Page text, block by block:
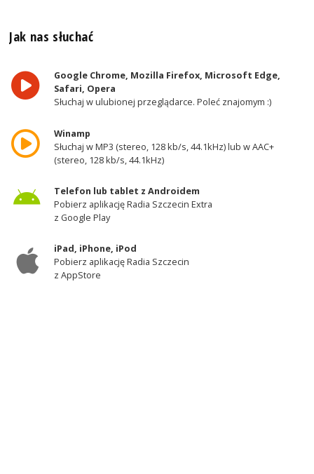
Jak nas słuchać
Google Chrome, Mozilla Firefox, Microsoft Edge,
Safari, Opera
Słuchaj w ulubionej przeglądarce. Poleć znajomym :)
Winamp
Słuchaj w MP3 (stereo, 128 kb/s, 44.1kHz) lub w AAC+
(stereo, 128 kb/s, 44.1kHz)
Telefon lub tablet z Androidem
Pobierz aplikację Radia Szczecin Extra
z Google Play
iPad, iPhone, iPod
Pobierz aplikację Radia Szczecin
z AppStore